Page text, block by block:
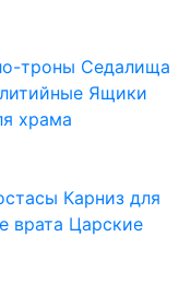
троны Седалища
Ящики
храма
Карниз для
врата Царские